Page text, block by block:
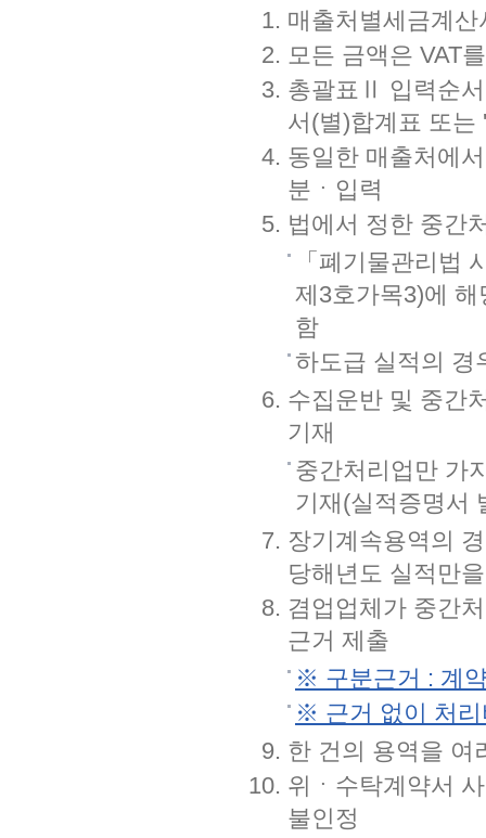
매출처별세금계
모든 금액은 VAT
총괄표Ⅱ 입력순
서(별)합계표 또
동일한 매출처에
분ㆍ입력
법에서 정한 중간
「폐기물관리법
제3호가목3)에
함
하도급 실적의 경
수집운반 및 중간
기재
중간처리업만 가
기재(실적증명서
장기계속용역의
당해년도 실적만
겸업업체가 중간
근거 제출
※ 구분근거 : 계
※ 근거 없이 처리
한 건의 용역을 여
위ㆍ수탁계약서
불인정